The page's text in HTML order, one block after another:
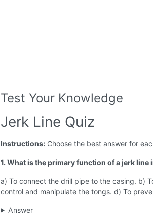
Test Your Knowledge
Jerk Line Quiz
Instructions: Choose the best answer for
1. What is the primary function of a jerk
a) To connect the drill pipe to the casing. b)
control and manipulate the tongs. d) To
Answer